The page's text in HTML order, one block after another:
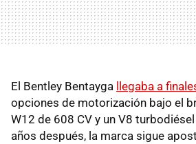
El Bentley Bentayga llegaba a
opciones de motorización bajo el
W12 de 608 CV y un V8
años después, la marca sigue